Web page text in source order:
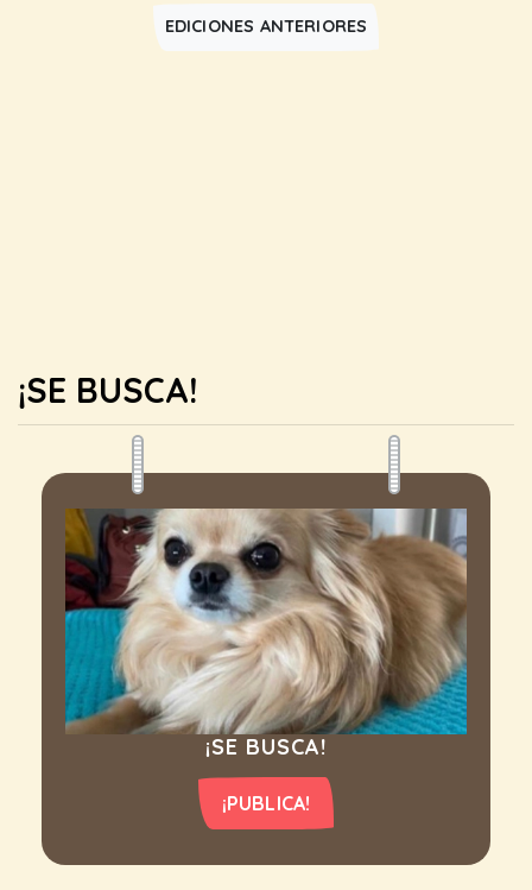
EDICIONES ANTERIORES
¡SE BUSCA!
¡SE BUSCA!
¡PUBLICA!